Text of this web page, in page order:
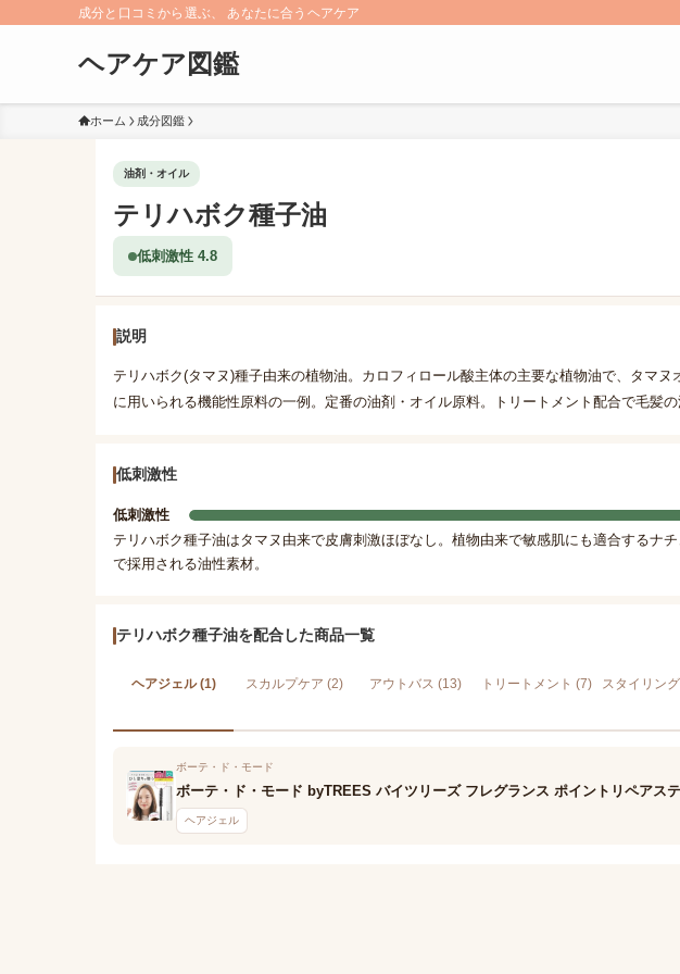
成分と口コミから選ぶ、 あなたに合うヘアケア
ヘアケア図鑑
ホーム 成分図鑑
油剤・オイル
テリハボク種子油
低刺激性 4.8
説明
テリハボク(タマヌ)種子由来の植物油。カロフィロール酸主体の主要な植物油で、タマ
に用いられる機能性原料の一例。定番の油剤・オイル原料。トリートメント配合で毛髪の
低刺激性
低刺激性
テリハボク種子油はタマヌ由来で皮膚刺激ほぼなし。植物由来で敏感肌にも適合するナ
で採用される油性素材。
テリハボク種子油を配合した商品一覧
ヘアジェル (1) スカルプケア (2) アウトバス (13) トリートメント (7) スタイリン
ボーテ・ド・モード
ボーテ・ド・モード byTREES バイツリーズ フレグランス ポイントリペアス
ヘアジェル